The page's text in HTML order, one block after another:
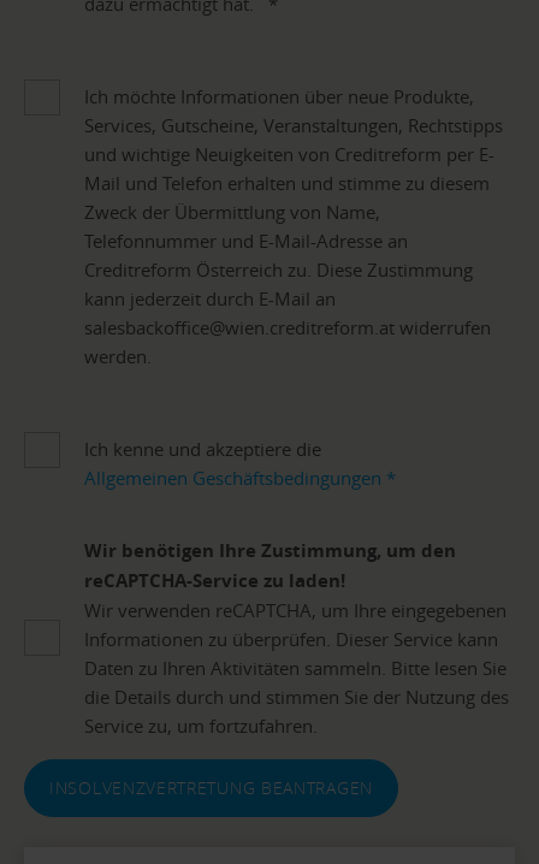
Ich möchte Informationen über neue Produkte,
Services, Gutscheine, Veranstaltungen, Rechtstipps
und wichtige Neuigkeiten von Creditreform per E-
Mail und Telefon erhalten und stimme zu diesem
Zweck der Übermittlung von Name,
Telefonnummer und E-Mail-Adresse an
Creditreform Österreich zu. Diese Zustimmung
kann jederzeit durch E-Mail an
salesbackoffice@wien.creditreform.at widerrufen
werden.
Ich kenne und akzeptiere die
Allgemeinen Geschäftsbedingungen *
Wir benötigen Ihre Zustimmung, um den
reCAPTCHA-Service zu laden!
Wir verwenden reCAPTCHA, um Ihre eingegebenen
Informationen zu überprüfen. Dieser Service kann
Daten zu Ihren Aktivitäten sammeln. Bitte lesen Sie
die Details durch und stimmen Sie der Nutzung des
Service zu, um fortzufahren.
INSOLVENZVERTRETUNG BEANTRAGEN